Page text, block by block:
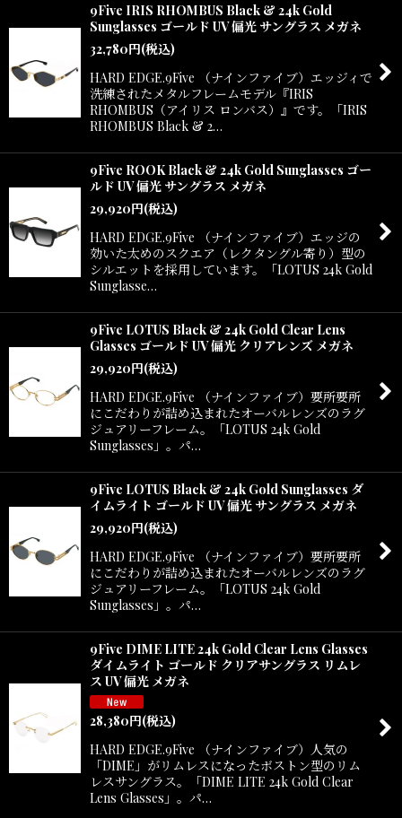
9Five IRIS RHOMBUS Black & 24k Gold
Sunglasses ゴールド UV 偏光 サングラス メガネ
32,780円(税込)
HARD EDGE.9Five （ナインファイブ）エッジィで
洗練されたメタルフレームモデル『IRIS
RHOMBUS（アイリス ロンバス）』です。「IRIS
RHOMBUS Black & 2…
9Five ROOK Black & 24k Gold Sunglasses ゴー
ルド UV 偏光 サングラス メガネ
29,920円(税込)
HARD EDGE.9Five （ナインファイブ）エッジの
効いた太めのスクエア（レクタングル寄り）型の
シルエットを採用しています。「LOTUS 24k Gold
Sunglasse…
9Five LOTUS Black & 24k Gold Clear Lens
Glasses ゴールド UV 偏光 クリアレンズ メガネ
29,920円(税込)
HARD EDGE.9Five （ナインファイブ）要所要所
にこだわりが詰め込まれたオーバルレンズのラグ
ジュアリーフレーム。「LOTUS 24k Gold
Sunglasses」。パ…
9Five LOTUS Black & 24k Gold Sunglasses ダ
イムライト ゴールド UV 偏光 サングラス メガネ
29,920円(税込)
HARD EDGE.9Five （ナインファイブ）要所要所
にこだわりが詰め込まれたオーバルレンズのラグ
ジュアリーフレーム。「LOTUS 24k Gold
Sunglasses」。パ…
9Five DIME LITE 24k Gold Clear Lens Glasses
ダイムライト ゴールド クリアサングラス リムレ
ス UV 偏光 メガネ
28,380円(税込)
HARD EDGE.9Five （ナインファイブ）人気の
「DIME」がリムレスになったボストン型のリム
レスサングラス。「DIME LITE 24k Gold Clear
Lens Glasses」。パ…